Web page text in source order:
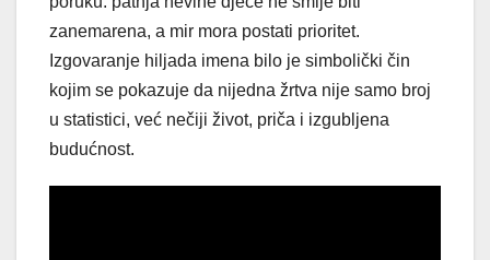
zanemarena, a mir mora postati prioritet.
Izgovaranje hiljada imena bilo je simbolički čin
kojim se pokazuje da nijedna žrtva nije samo broj
u statistici, već nečiji život, priča i izgubljena
budućnost.